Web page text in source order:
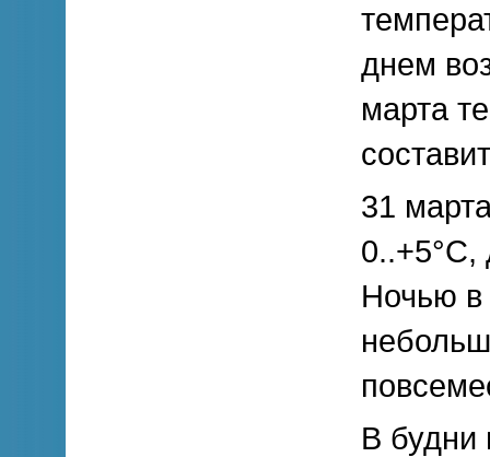
днем
марта
31
0..+5°С,
Ночью в
В будни